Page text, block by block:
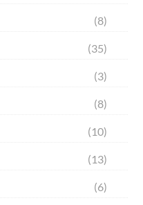
(8)
(35)
(3)
(8)
(10)
(13)
(6)